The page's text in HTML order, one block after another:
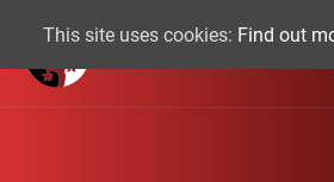
This site uses cookies: Find out